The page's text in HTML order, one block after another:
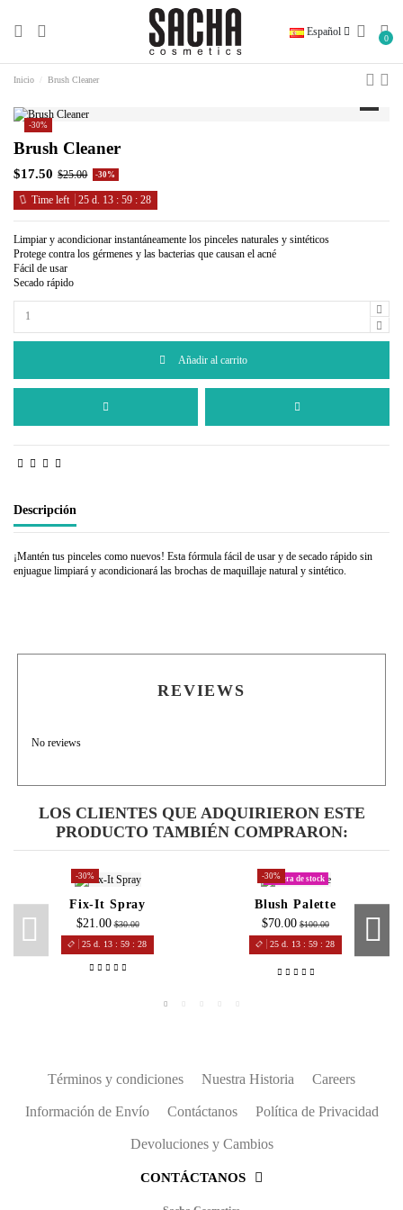
Español 0
Inicio Brush Cleaner
-30%
Brush Cleaner
$17.50 $25.00 -30%
Time left 25 d. 13 :59 :28
Limpiar y acondicionar instantáneamente los pinceles naturales y sintéticos
Protege contra los gérmenes y las bacterias que causan el acné
Fácil de usar
Secado rápido
Añadir al carrito
Descripción
¡Mantén tus pinceles como nuevos! Esta fórmula fácil de usar y de secado rápido sin
enjuague limpiará y acondicionará las brochas de maquillaje natural y sintético.
REVIEWS
No reviews
LOS CLIENTES QUE ADQUIRIERON ESTE
PRODUCTO TAMBIÉN COMPRARON:
-30%
Fix-It Spray
$21.00 $30.00
25 d. 13 :59 :28
-30%Fuera de stock
Blush Palette
$70.00 $100.00
25 d. 13 :59 :28
Términos y condiciones Nuestra Historia Careers
Información de Envío Contáctanos Política de Privacidad
Devoluciones y Cambios
CONTÁCTANOS